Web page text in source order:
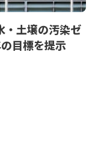
・土壌の汚染ゼ
目標を提示